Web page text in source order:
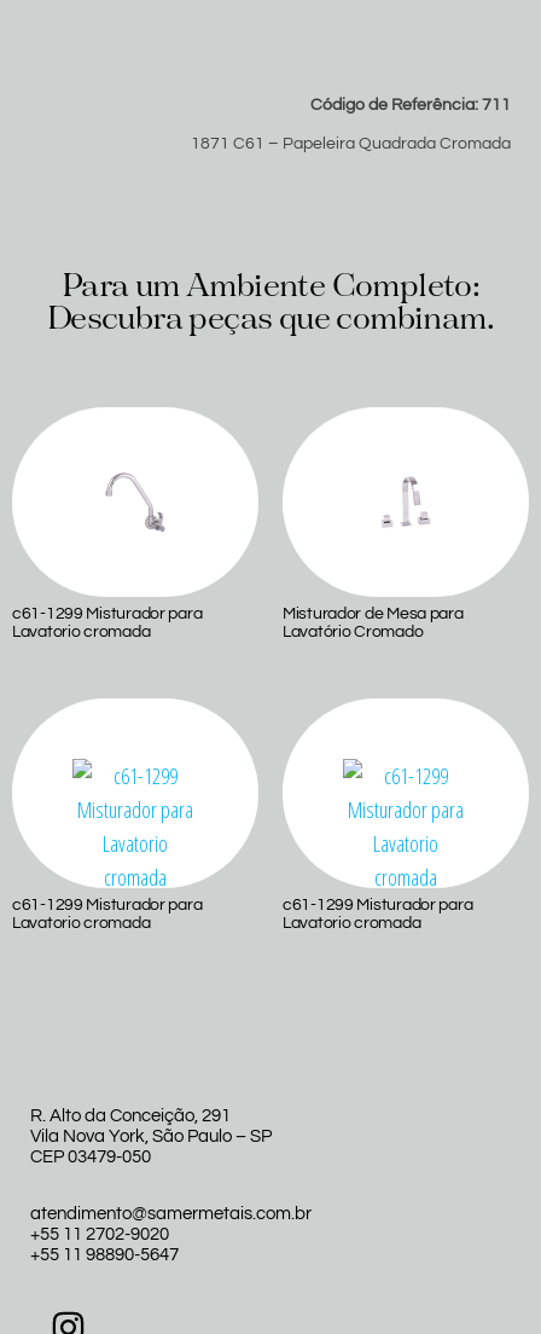
Código de Referência: 711
1871 C61 – Papeleira Quadrada Cromada
Para um Ambiente Completo:
Descubra peças que combinam.
c61-1299 Misturador para
Lavatorio cromada
Misturador de Mesa para
Lavatório Cromado
c61-1299 Misturador para
Lavatorio cromada
c61-1299 Misturador para
Lavatorio cromada
R. Alto da Conceição, 291
Vila Nova York, São Paulo – SP
CEP 03479-050
atendimento@samermetais.com.br
+55 11 2702-9020
+55 11 98890-5647